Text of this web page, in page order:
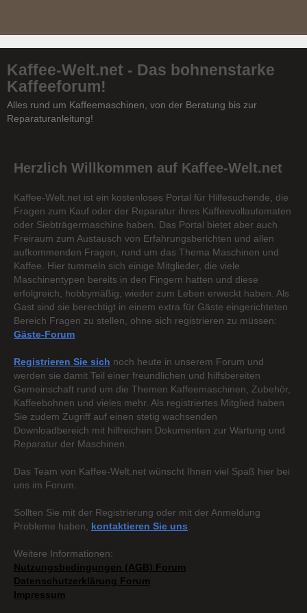
Kaffee-Welt.net - Das bohnenstarke
Kaffeeforum!
Alles rund um Kaffeemaschinen, von der Beratung bis zur
Reparaturanleitung!
Herzlich Willkommen auf Kaffee-Welt.net
Kaffee-Welt.net ist ein kostenloses Portal für Hilfesuchende, die
Fragen zum Kauf oder der Reparatur ihres Kaffeevollautomaten
oder Siebträgermaschine haben. Das Portal bietet aber auch
Freiraum zum Austausch von Erfahrungsberichten und allen
aufkommenden Fragen, rund um das Thema Maschinen und
Kaffee. Hier tummeln sich einige Mitglieder, die viele
Maschinentypen bereits in den Fingern hatten und diese
erfolgreich, hobbymäßig, wieder zum Leben erweckt haben. Als
Gast sind sie berechtigt in einem extra für Gäste eingerichteten
Bereich Fragen zu stellen, ohne sich registrieren zu müssen:
Gäste-Forum
Registrieren Sie sich noch heute in unserem Forum und
werden sie damit Teil einer freundlichen und hilfsbereiten
Gemeinschaft rund um die Themen Kaffeemaschinen, Zubehör,
Kaffeebohnen und vieles mehr. Als registriertes Mitglied haben
Sie zudem Zugriff auf einen stetig wachsenden
Downloadbereich mit hilfreichen Dokumenten zur Wartung und
Reparatur der Maschinen.
Das Team von Kaffee-Welt.net wünscht Ihnen viel Spaß hier bei
uns im Forum.
Sollten Sie mit der Registrierung oder mit der Anmeldung
Probleme haben, kontaktieren Sie uns
Weitere Informationen:
Nutzungsbedingungen (AGB) Forum
Datenschutzerklärung Forum
Impressum